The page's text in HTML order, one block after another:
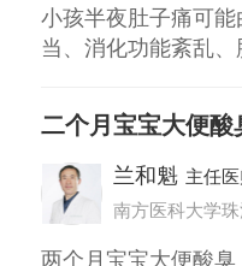
小孩半夜肚子痛可
当、消化功能紊乱
多、过快或摄入生
肠负担过重。建议睡
易消化食物为主。 胃肠痉挛：夜间迷走神经兴
奋或腹部着凉易引发
二个月宝宝大便酸
兰和魁 主任
南方医科大学
两个月宝宝大便酸